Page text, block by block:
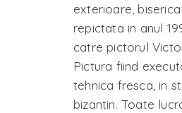
exterioare,
repictata in anul
catre pictorul
Pictura fiind
tehnica fresca, in
bizantin. Toate